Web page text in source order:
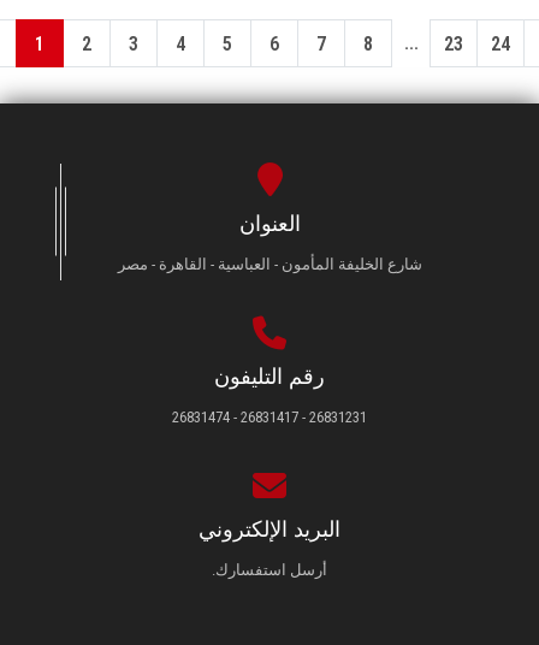
1 2 3 4 5 6 7 8 ... 23 24
العنوان
شارع الخليفة المأمون - العباسية - القاهرة - مصر
رقم التليفون
26831231 - 26831417 - 26831474
البريد الإلكتروني
أرسل استفسارك.